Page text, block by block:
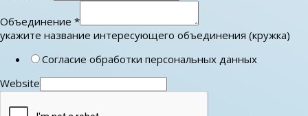
Объединение *
укажите название интересующего объединения (кружка)
Согласие обработки персональных данных
Website